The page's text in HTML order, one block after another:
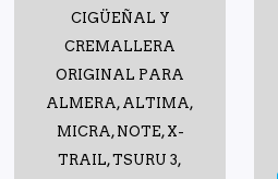
CIGÜEÑAL Y
CREMALLERA
ORIGINAL PARA
ALMERA, ALTIMA,
MICRA, NOTE, X-
TRAIL, TSURU 3,